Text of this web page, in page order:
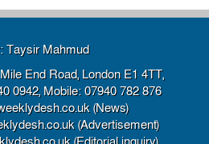
Taysir Mahmud
End Road, London E1 4TT,
0942, Mobile: 07940 782 876
(News)
(Advertisement)